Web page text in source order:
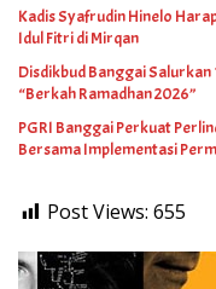
Kadis Syafrudin Hinelo
Idul Fitri di Mirqan
Disdikbud Banggai
“Berkah Ramadhan 2026”
PGRI Banggai Perkuat
Bersama Implementasi
Post Views: 655